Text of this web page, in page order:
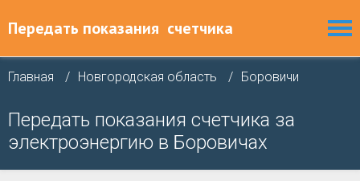
Передать показания счетчика
Главная Новгородская область Боровичи
Передать показания счетчика за
электроэнергию в Боровичах